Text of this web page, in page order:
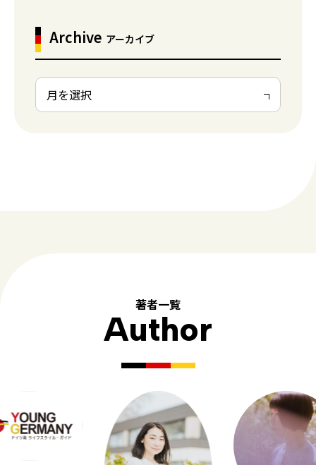
Archive アーカイブ
著者一覧
Author